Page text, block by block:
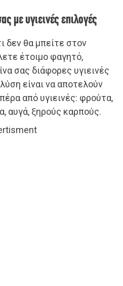
με υγιεινές επιλογές
δεν θα μπείτε στον
έτοιμο φαγητό,
σας διάφορες υγιεινές
είναι να αποτελούν
από υγιεινές: φρούτα,
αυγά, ξηρούς καρπούς.